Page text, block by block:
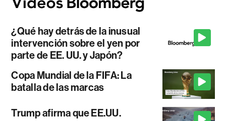
¿Qué hay detrás de la inusual
intervención sobre el yen por
parte de EE. UU. y Japón?
Copa Mundial de la FIFA: La
batalla de las marcas
Trump afirma que EE.UU.